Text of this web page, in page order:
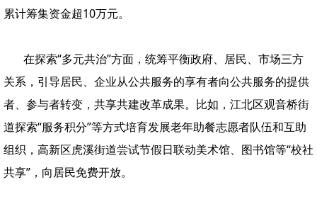
累计筹集资金超10万元。
在探索“多元共治”方面，统筹平衡政府、居民、市场三方
关系，引导居民、企业从公共服务的享有者向公共服务的提供
者、参与者转变，共享共建改革成果。比如，江北区观音桥街
道探索“服务积分”等方式培育发展老年助餐志愿者队伍和互助
组织，高新区虎溪街道尝试节假日联动美术馆、图书馆等“校社
共享”，向居民免费开放。